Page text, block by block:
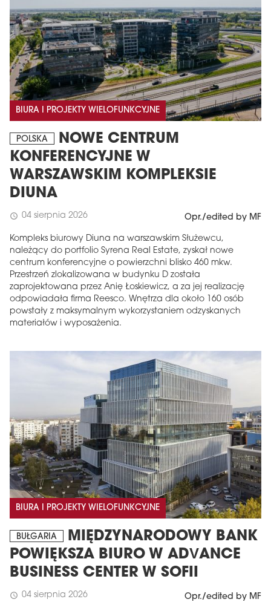
BIURA I PROJEKTY WIELOFUNKCYJNE
POLSKA
NOWE CENTRUM
KONFERENCYJNE W
WARSZAWSKIM KOMPLEKSIE
DIUNA
schedule 04 sierpnia 2026 Opr./edited by MF
Kompleks biurowy Diuna na warszawskim Służewcu,
należący do portfolio Syrena Real Estate, zyskał nowe
centrum konferencyjne o powierzchni blisko 460 mkw.
Przestrzeń zlokalizowana w budynku D została
zaprojektowana przez Anię Łoskiewicz, a za jej realizację
odpowiadała firma Reesco. Wnętrza dla około 160 osób
powstały z maksymalnym wykorzystaniem odzyskanych
materiałów i wyposażenia.
BIURA I PROJEKTY WIELOFUNKCYJNE
BUŁGARIA
MIĘDZYNARODOWY BANK
POWIĘKSZA BIURO W ADVANCE
BUSINESS CENTER W SOFII
schedule 04 sierpnia 2026 Opr./edited by MF